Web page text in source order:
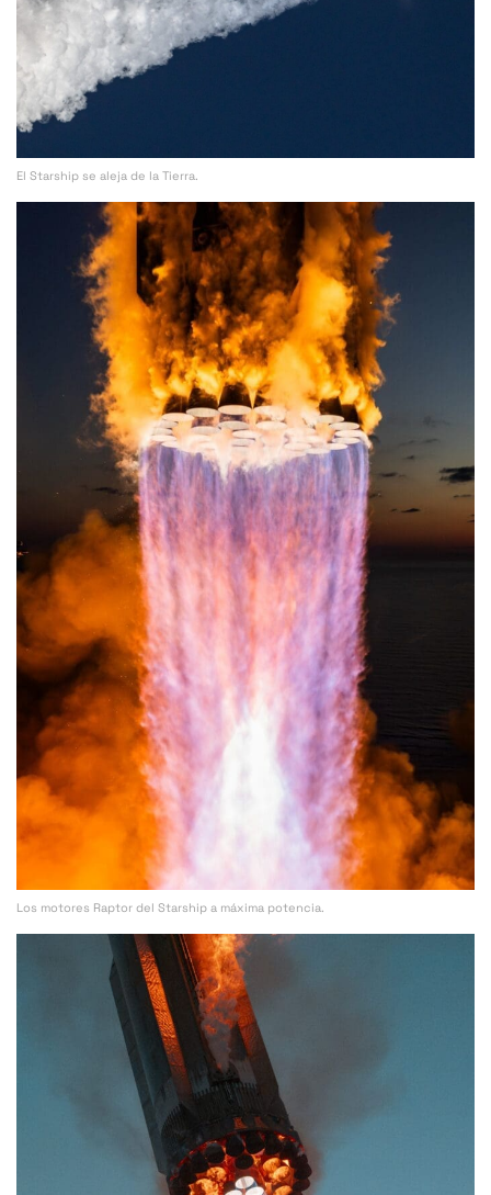
El Starship se aleja de la Tierra.
Los motores Raptor del Starship a máxima potencia.